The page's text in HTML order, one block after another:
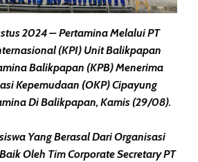
2024 – Pertamina Melalui PT
(KPI) Unit Balikpapan
Balikpapan (KPB) Menerima
Kepemudaan (OKP) Cipayung
Di Balikpapan, Kamis (29/08).
Yang Berasal Dari Organisasi
Oleh Tim Corporate Secretary PT